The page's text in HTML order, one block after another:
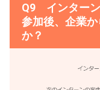
Q9 インターン
参加後、企業
か？